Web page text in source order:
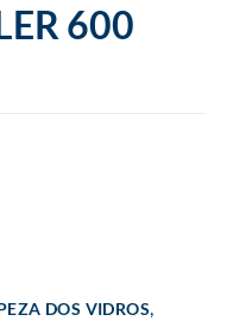
600
DOS VIDROS,